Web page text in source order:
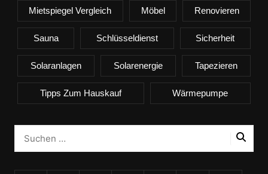
Mietspiegel Vergleich Möbel Renovieren
Sauna Schlüsseldienst Sicherheit
Solaranlagen Solarenergie Tapezieren
Tipps Zum Hauskauf Wärmepumpe